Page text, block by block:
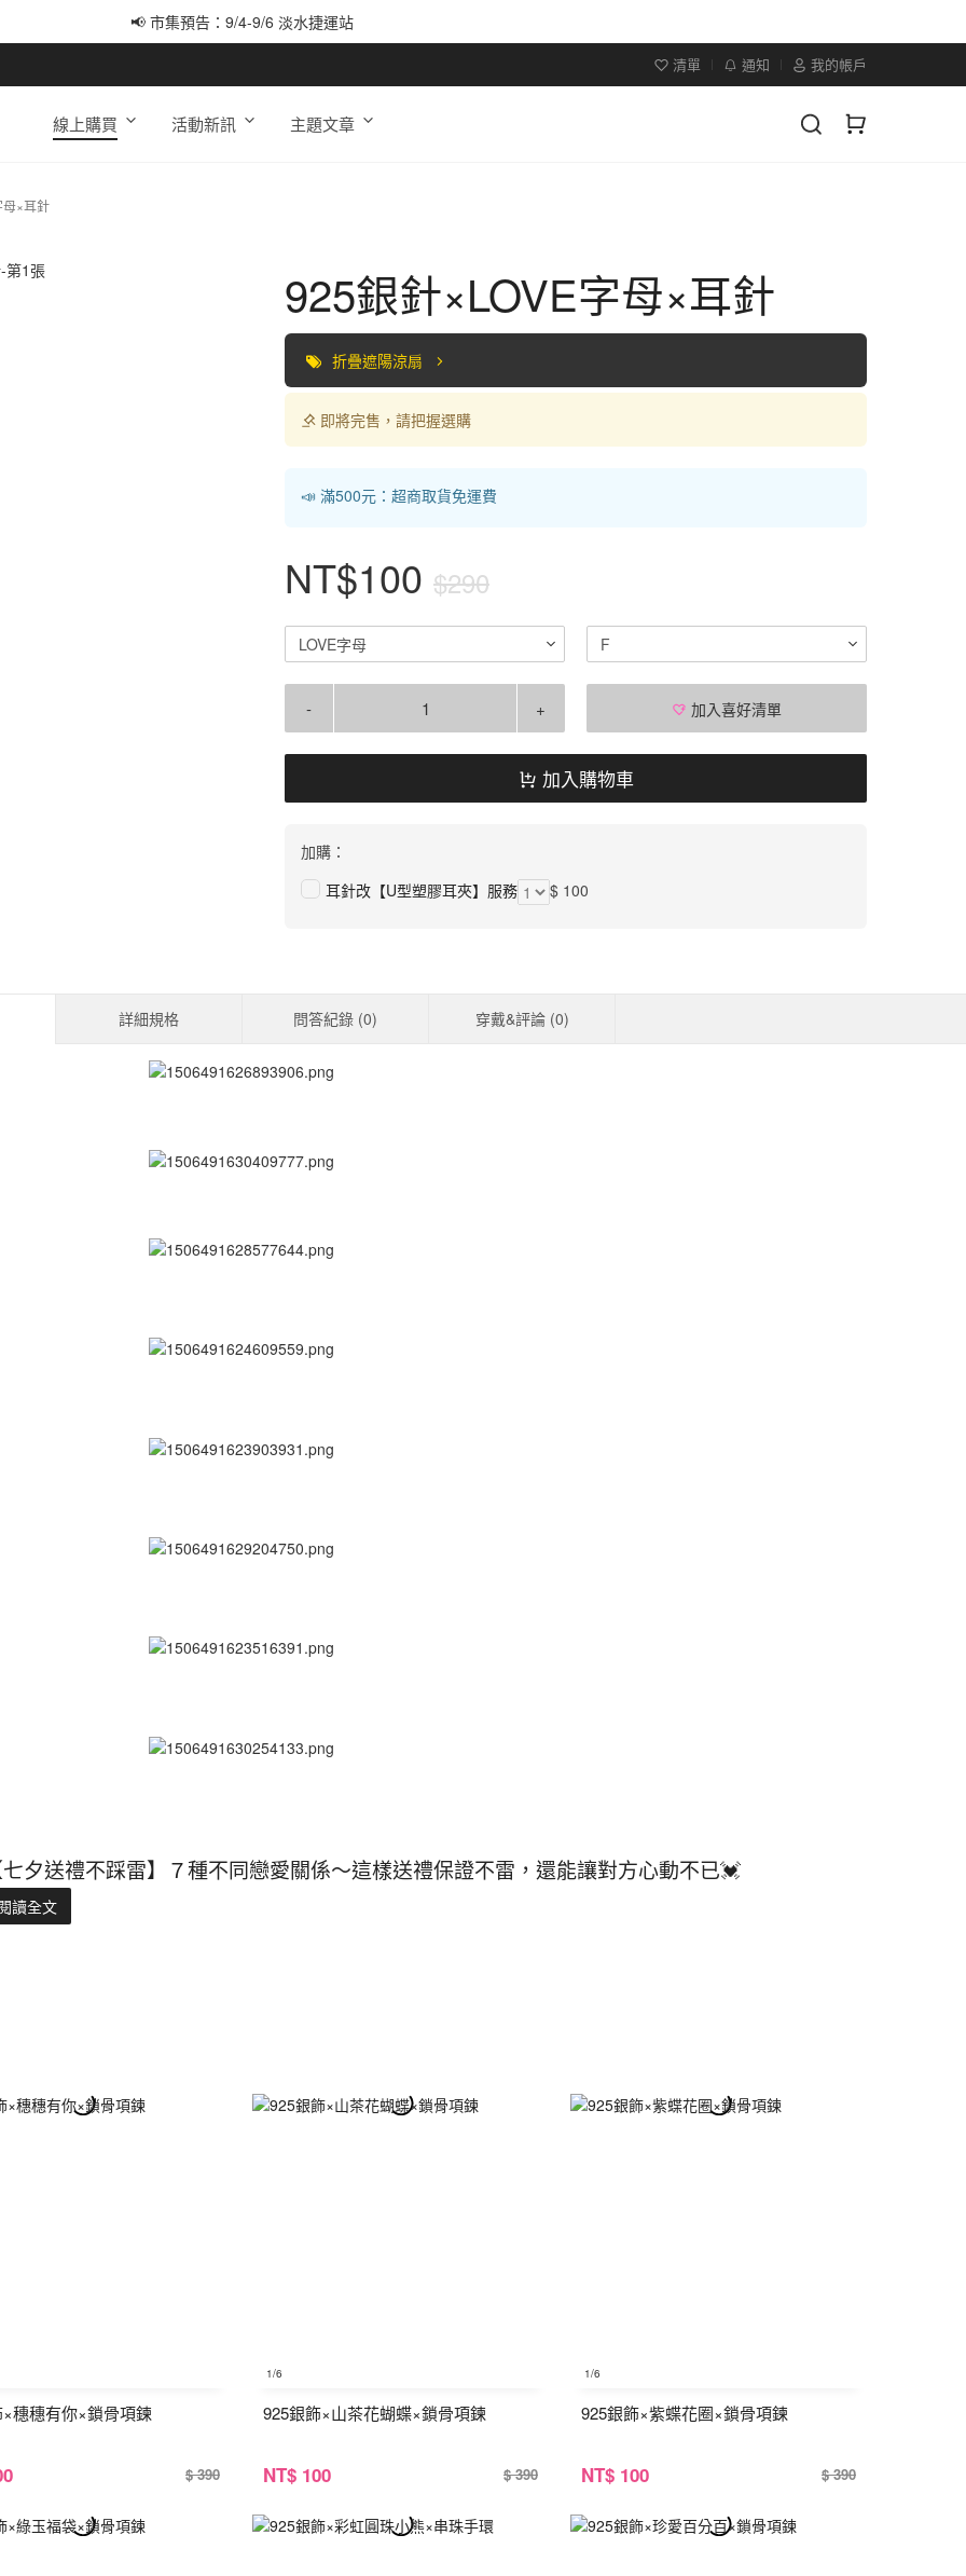
📢 市集預告：9/4-9/6 淡水捷運站
清單 通知 我的帳戶
線上購買 活動新訊 主題文章
×耳針
925銀針×LOVE字母×耳針
折疊遮陽涼扇
即將完售，請把握選購
📣 滿500元：超商取貨免運費
NT$100 $290
LOVE字母 F
- + 加入喜好清單
加入購物車
加購：
耳針改【U型塑膠耳夾】服務
$ 100
詳細規格 問答紀錄 (0) 穿戴&評論 (0)
夕送禮不踩雷】７種不同戀愛關係～這樣送禮保證不雷，還能讓對方心動不已💓
讀全文
穗穗有你×鎖骨項鍊
$ 390
1/6
925銀飾×山茶花蝴蝶×鎖骨項鍊
NT$ 100 $ 390
1/6
925銀飾×紫蝶花圈×鎖骨項鍊
NT$ 100 $ 390